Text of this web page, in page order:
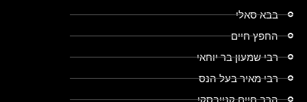
בבא סאלי
החפץ חיים
רבי שמעון בר יוחאי
רבי מאיר בעל הנס
הרב חיים קנייבסקי